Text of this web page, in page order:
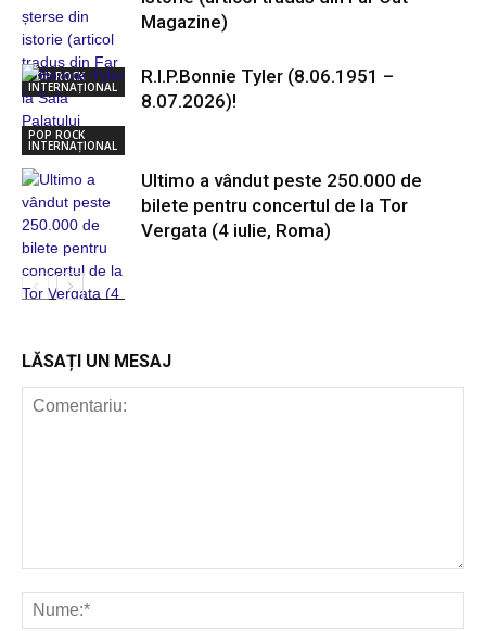
POP ROCK
INTERNAȚIONAL
Magazine)
POP ROCK
INTERNAȚIONAL
R.I.P.Bonnie Tyler (8.06.1951 –
8.07.2026)!
Ultimo a vândut peste 250.000 de
bilete pentru concertul de la Tor
Vergata (4 iulie, Roma)
LĂSAȚI UN MESAJ